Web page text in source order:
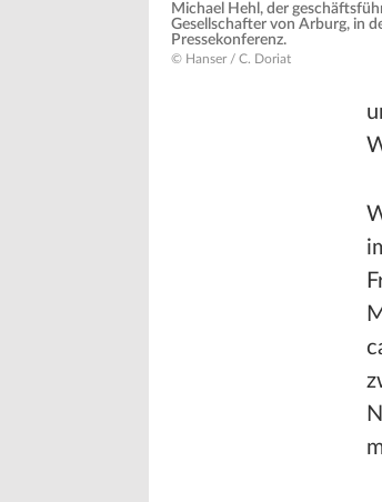
Michael Hehl, der
Gesellschafter von Arburg, in
Pressekonferenz.
© Hanser / C. Doriat